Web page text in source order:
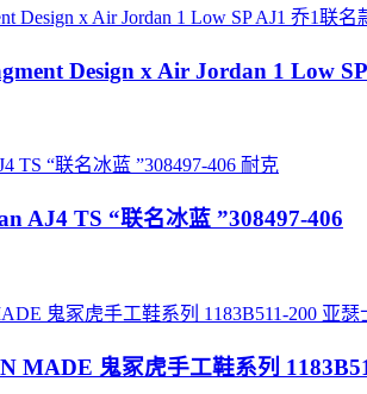
Design x Air Jordan 1 Low
耐克
AJ4 TS “联名冰蓝 ”308497-406
亚瑟
MADE 鬼冢虎手工鞋系列